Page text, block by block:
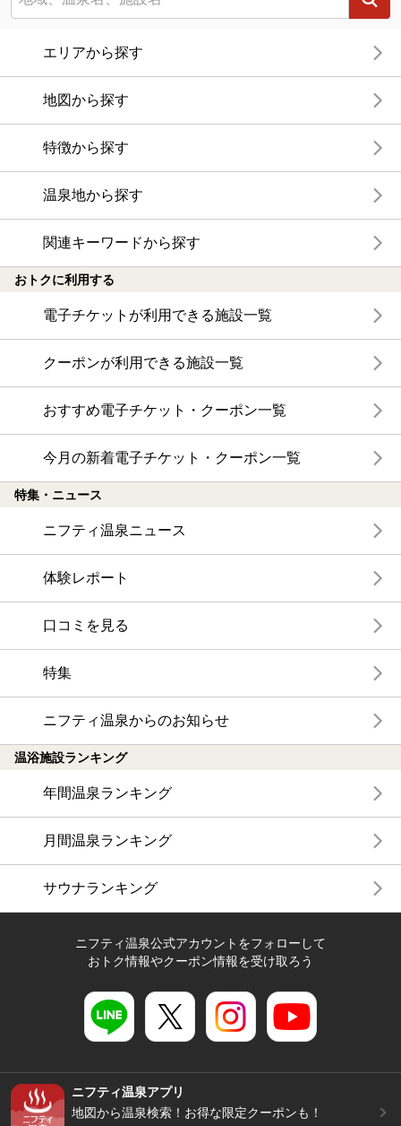
エリアから探す
地図から探す
特徴から探す
温泉地から探す
関連キーワードから探す
おトクに利用する
電子チケットが利用できる施設一覧
クーポンが利用できる施設一覧
おすすめ電子チケット・クーポン一覧
今月の新着電子チケット・クーポン一覧
特集・ニュース
ニフティ温泉ニュース
体験レポート
口コミを見る
特集
ニフティ温泉からのお知らせ
温浴施設ランキング
年間温泉ランキング
月間温泉ランキング
サウナランキング
ニフティ温泉公式アカウントをフォローして
おトク情報やクーポン情報を受け取ろう
ニフティ温泉アプリ
地図から温泉検索！お得な限定クーポンも！